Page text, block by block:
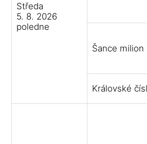
Středa
5. 8. 2026
poledne
Šance milion
Královské